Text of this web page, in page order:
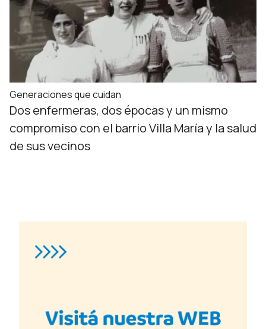
Generaciones que cuidan
Dos enfermeras, dos épocas y un mismo
compromiso con el barrio Villa María y la salud
de sus vecinos